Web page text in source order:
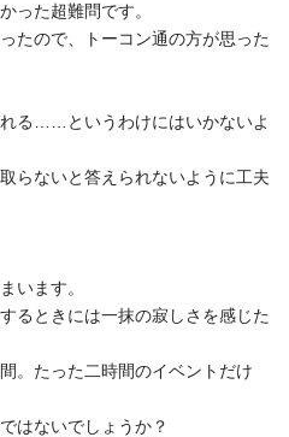
った超難問です。
たので、トーコン通の方が思った
る……というわけにはいかないよ
らないと答えられないように工夫
います。
るときには一抹の寂しさを感じた
。たった二時間のイベントだけ
はないでしょうか？